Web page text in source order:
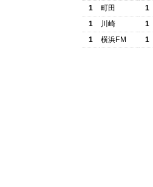
1
町田 1
1
川崎 1
1
横浜FM 1